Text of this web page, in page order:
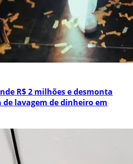
R$ 2 milhões e desmonta
de lavagem de dinheiro em